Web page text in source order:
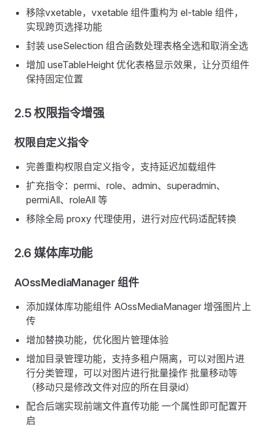
移除vxetable，vxetable 组件重构为 el-table 组件，
实现跨页选择功能
封装 useSelection 组合函数处理表格全选和取消全选
增加 useTableHeight 优化表格显示效果，让分页组件
保持固定位置
2.5 权限指令增强
权限自定义指令
完善重构权限自定义指令，支持延迟加载组件
扩充指令：permi、role、admin、superadmin、
permiAll、roleAll 等
移除全局 proxy 代理使用，进行对应代码适配转换
2.6 媒体库功能
AOssMediaManager 组件
添加媒体库功能组件 AOssMediaManager 增强图片上
传
增加替换功能，优化图片管理体验
增加目录管理功能，支持多租户隔离，可以对图片进
行分类管理，可以对图片进行批量操作 批量移动等
（移动只是修改文件对应的所在目录id）
配合后端实现前端文件直传功能 一个属性即可配置开
启